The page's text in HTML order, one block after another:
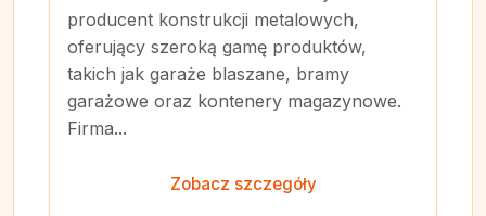
producent konstrukcji metalowych,
oferujący szeroką gamę produktów,
takich jak garaże blaszane, bramy
garażowe oraz kontenery magazynowe.
Firma...
Zobacz szczegóły